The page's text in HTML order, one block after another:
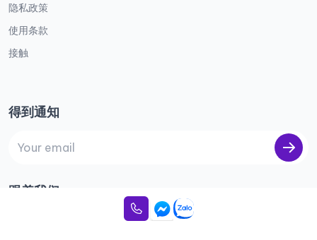
隐私政策
使用条款
接触
得到通知
跟着我们